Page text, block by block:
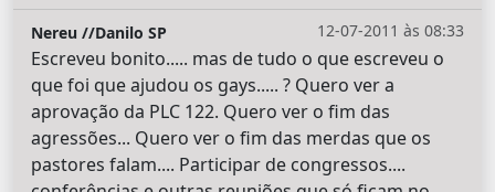
12-07-2011 às 08:33
Nereu //Danilo SP
Escreveu bonito..... mas de tudo o que escreveu o
que foi que ajudou os gays..... ? Quero ver a
aprovação da PLC 122. Quero ver o fim das
agressões... Quero ver o fim das merdas que os
pastores falam.... Participar de congressos....